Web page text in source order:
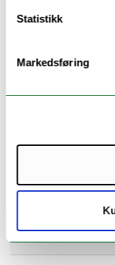
Statistikk
Markedsføring
odontologi:
Våre